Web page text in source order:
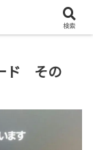
ド その
検索